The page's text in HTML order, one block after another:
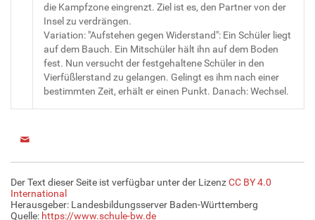
die Kampfzone eingrenzt. Ziel ist es, den Partner von der
Insel zu verdrängen.
Variation: "Aufstehen gegen Widerstand": Ein Schüler liegt
auf dem Bauch. Ein Mitschüler hält ihn auf dem Boden
fest. Nun versucht der festgehaltene Schüler in den
Vierfüßlerstand zu gelangen. Gelingt es ihm nach einer
bestimmten Zeit, erhält er einen Punkt. Danach: Wechsel.
Der Text dieser Seite ist verfügbar unter der LizenzCC BY 4.0
International
Herausgeber: Landesbildungsserver Baden-Württemberg
Quelle: https://www.schule-bw.de